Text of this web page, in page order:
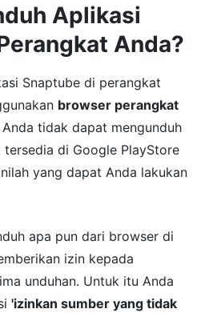
Aplikasi
Anda?
Snaptube di perangkat
browser perangkat
tidak dapat mengunduh
di Google PlayStore
yang dapat Anda lakukan
apa pun dari browser di
izin kepada
unduhan. Untuk itu Anda
'izinkan sumber yang tidak